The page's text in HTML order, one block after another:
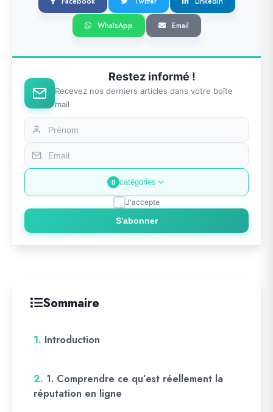
WhatsApp Email
Restez informé !
Recevez nos derniers articles dans votre boîte
mail
0 catégories
J'accepte
S'abonner
Sommaire
1. Introduction
2. 1. Comprendre ce qu’est réellement la
réputation en ligne